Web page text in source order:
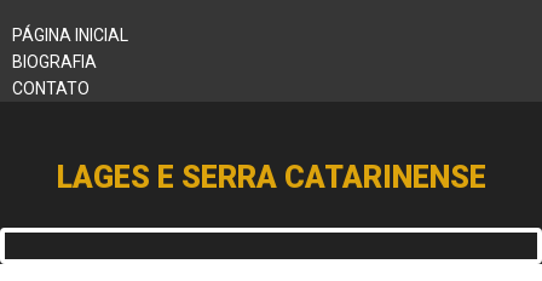
PÁGINA INICIAL
BIOGRAFIA
CONTATO
LAGES E SERRA CATARINENSE